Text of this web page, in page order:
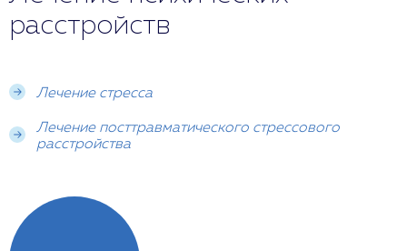
расстройств
Лечение стресса
Лечение посттравматического стрессового
расстройства